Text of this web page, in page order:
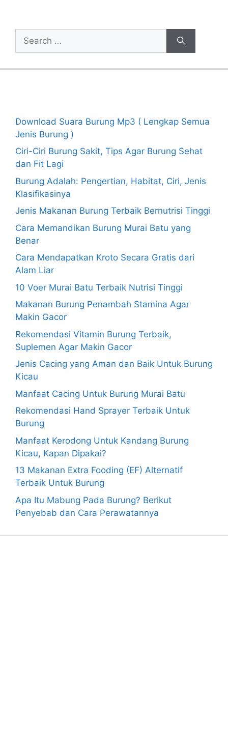
for:
Download Suara Burung Mp3 ( Lengkap Semua
Jenis Burung )
Ciri-Ciri Burung Sakit, Tips Agar Burung Sehat
dan Fit Lagi
Burung Adalah: Pengertian, Habitat, Ciri, Jenis
Klasifikasinya
Jenis Makanan Burung Terbaik Bernutrisi Tinggi
Cara Memandikan Burung Murai Batu yang
Benar
Cara Mendapatkan Kroto Secara Gratis dari
Alam Liar
10 Voer Murai Batu Terbaik Nutrisi Tinggi
Makanan Burung Penambah Stamina Agar
Makin Gacor
Rekomendasi Vitamin Burung Terbaik,
Suplemen Agar Makin Gacor
Jenis Cacing yang Aman dan Baik Untuk Burung
Kicau
Manfaat Cacing Untuk Burung Murai Batu
Rekomendasi Hand Sprayer Terbaik Untuk
Burung
Manfaat Kerodong Untuk Kandang Burung
Kicau, Kapan Dipakai?
13 Makanan Extra Fooding (EF) Alternatif
Terbaik Untuk Burung
Apa Itu Mabung Pada Burung? Berikut
Penyebab dan Cara Perawatannya